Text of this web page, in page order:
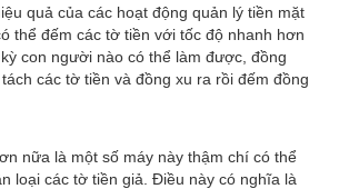
quả của các hoạt động quản lý tiền mặt
thể đếm các tờ tiền với tốc độ nhanh hơn
con người nào có thể làm được, đồng
các tờ tiền và đồng xu ra rồi đếm đồng
nữa là một số máy này thậm chí có thể
loại các tờ tiền giả. Điều này có nghĩa là